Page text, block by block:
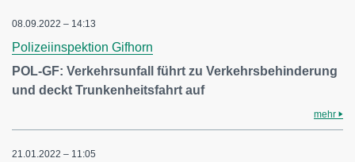
08.09.2022 – 14:13
Polizeiinspektion Gifhorn
POL-GF: Verkehrsunfall führt zu Verkehrsbehinderung
und deckt Trunkenheitsfahrt auf
mehr
21.01.2022 – 11:05